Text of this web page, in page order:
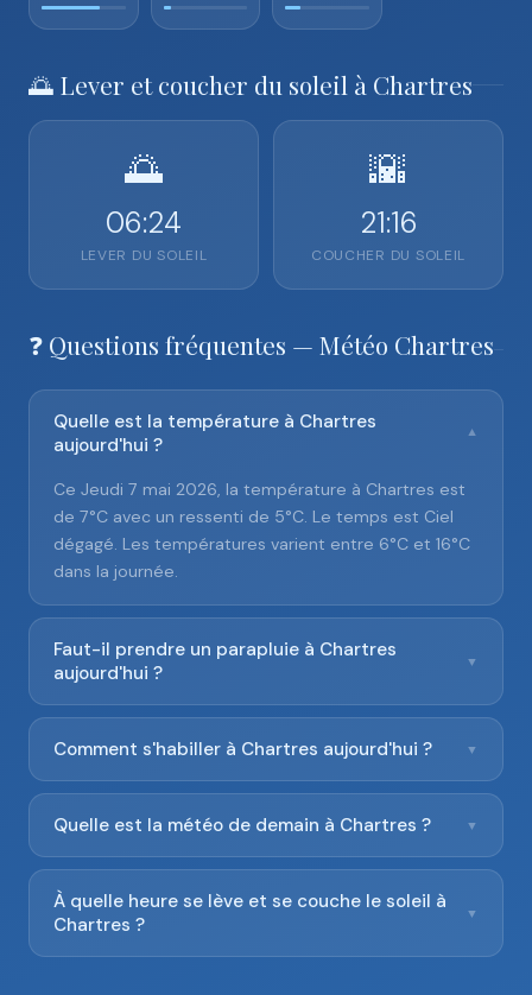
🌅 Lever et coucher du soleil à Chartres
🌅
06:24
LEVER DU SOLEIL
🌇
21:16
COUCHER DU SOLEIL
❓ Questions fréquentes — Météo Chartres
Quelle est la température à Chartres
aujourd'hui ?
▼
Ce Jeudi 7 mai 2026, la température à Chartres est
de 7°C avec un ressenti de 5°C. Le temps est Ciel
dégagé. Les températures varient entre 6°C et 16°C
dans la journée.
Faut-il prendre un parapluie à Chartres
aujourd'hui ?
▼
Comment s'habiller à Chartres aujourd'hui ? ▼
Quelle est la météo de demain à Chartres ? ▼
À quelle heure se lève et se couche le soleil à
Chartres ?
▼